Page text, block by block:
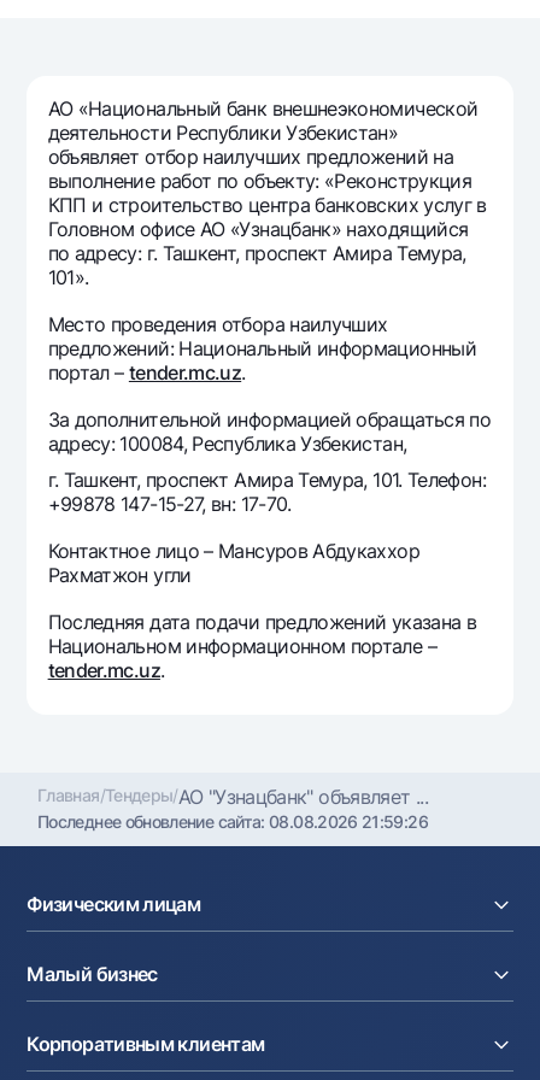
Золотые слитки от НБУ
Серебряный депозит
Visa FIFA
Mastercard
Зарплатные
Garmin pay
Тарифы
Акции
Мобильное приложение Milliy
Часто задаваемые вопросы
Ищите по сайту
Найти
Часто задаваемые вопросы
Офисы и банкоматы
Следите за нами в соцсетях
АО «Национальный банк внешнеэкономической
деятельности Республики Узбекистан»
объявляет отбор наилучших предложений на
выполнение работ по объекту: «Реконструкция
КПП и строительство центра банковских услуг в
Головном офисе АО «Узнацбанк» находящийся
по адресу: г. Ташкент, проспект Амира Темура,
101».
Место проведения отбора наилучших
предложений: Национальный информационный
портал – tender.mc.uz.
За дополнительной информацией обращаться по
адресу: 100084, Республика Узбекистан,
г. Ташкент, проспект Амира Темура, 101. Телефон:
+99878 147-15-27, вн: 17-70.
Контактное лицо – Мансуров Абдукаххор
Рахматжон угли
Последняя дата подачи предложений указана в
Национальном информационном портале –
tender.mc.uz.
Главная/Тендеры/АО "Узнацбанк" объявляет ...
Последнее обновление сайта:08.08.2026 21:59:26
Физическим лицам
Вклады
Карты
Курсы валют
Денежные переводы
Малый бизнес
Кредиты
Корпоративным клиентам